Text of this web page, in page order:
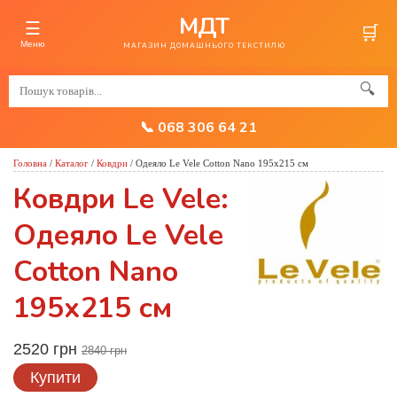
☰
Меню
МДТ
МАГАЗИН ДОМАШНЬОГО ТЕКСТИЛЮ 🛒
🔍
📞 068 306 64 21
Головна / Каталог / Ковдри / Одеяло Le Vele Cotton Nano 195х215 см
Ковдри Le Vele:
Одеяло Le Vele
Cotton Nano
195х215 см
2520 грн 2840 грн
Купити